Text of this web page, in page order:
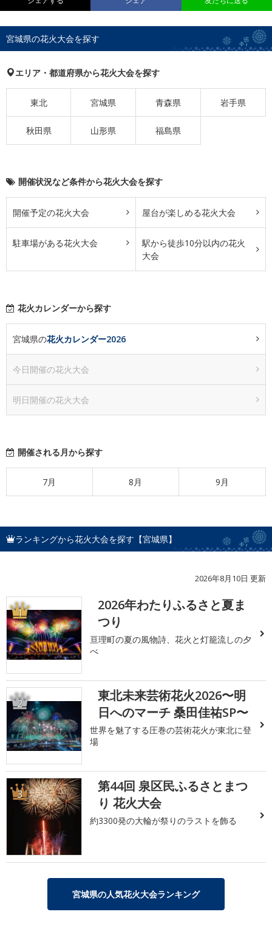
宮城県の花火大会を探す
エリア・都道府県から花火大会を探す
東北 宮城県 青森県 岩手県
秋田県 山形県 福島県
開催状況など条件から花火大会を探す
開催予定の花火大会 屋台が楽しめる花火大会
駐車場がある花火大会
駅から徒歩10分以内の花火
大会
花火カレンダーから探す
宮城県の花火カレンダー2026
今日開催の花火大会
明日開催の花火大会
開催される月から探す
7月 8月 9月
ランキングから花火大会を探す【宮城県】
2026年8月10日 更新
1
2026年わたりふるさと夏ま
つり
亘理町の夏の風物詩、花火と灯籠流しの夕
べ
2
東北未来芸術花火2026〜明
日へのマーチ 桑田佳祐SP〜
世界を魅了する圧巻の芸術花火が東北に登
場
3
第44回 泉区民ふるさとまつ
り 花火大会
約3300発の大輪が祭りのラストを飾る
宮城県の人気花火大会ランキング